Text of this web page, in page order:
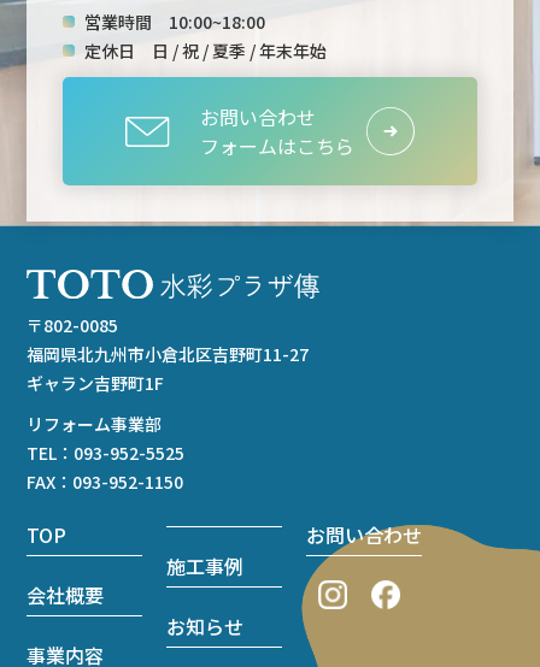
営業時間 10:00~18:00
定休日
日 / 祝 / 夏季 / 年末年始
お問い合わせ
フォームはこちら
〒802-0085
福岡県北九州市小倉北区吉野町11-27
ギャラン吉野町1F
リフォーム事業部
TEL： 093-952-5525
FAX：093-952-1150
TOP
会社概要
事業内容
施工事例
お知らせ
お問い合わせ